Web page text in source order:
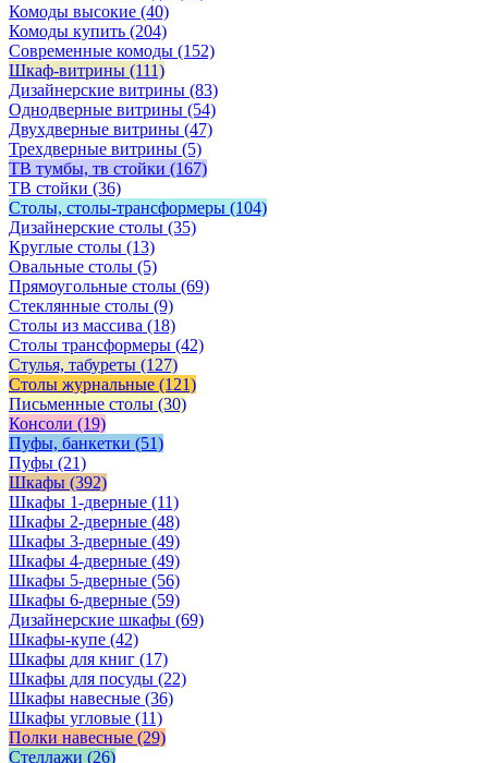
Комоды высокие (40)
Комоды купить (204)
Современные комоды (152)
Шкаф-витрины (111)
Дизайнерские витрины (83)
Однодверные витрины (54)
Двухдверные витрины (47)
Трехдверные витрины (5)
ТВ тумбы, тв стойки (167)
ТВ стойки (36)
Столы, столы-трансформеры (104)
Дизайнерские столы (35)
Круглые столы (13)
Овальные столы (5)
Прямоугольные столы (69)
Стеклянные столы (9)
Столы из массива (18)
Столы трансформеры (42)
Стулья, табуреты (127)
Столы журнальные (121)
Письменные столы (30)
Консоли (19)
Пуфы, банкетки (51)
Пуфы (21)
Шкафы (392)
Шкафы 1-дверные (11)
Шкафы 2-дверные (48)
Шкафы 3-дверные (49)
Шкафы 4-дверные (49)
Шкафы 5-дверные (56)
Шкафы 6-дверные (59)
Дизайнерские шкафы (69)
Шкафы-купе (42)
Шкафы для книг (17)
Шкафы для посуды (22)
Шкафы навесные (36)
Шкафы угловые (11)
Полки навесные (29)
Стеллажи (26)